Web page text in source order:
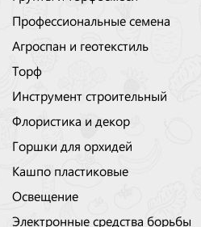
Профессиональные семена
Агроспан и геотекстиль
Торф
Инструмент строительный
Флористика и декор
Горшки для орхидей
Кашпо пластиковые
Освещение
Электронные средства борьбы